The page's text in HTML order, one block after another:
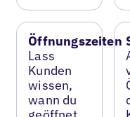
Öffnungszeiten
Lass
Kunden
wissen,
wann du